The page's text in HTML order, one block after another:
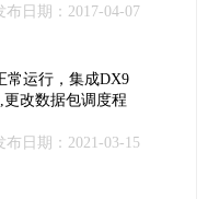
布日期：2017-04-07
常运行，集成DX9
更改数据包调度程
布日期：2021-03-15